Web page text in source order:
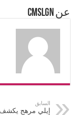
عن cmslgn
السابق
إيلي مرهج